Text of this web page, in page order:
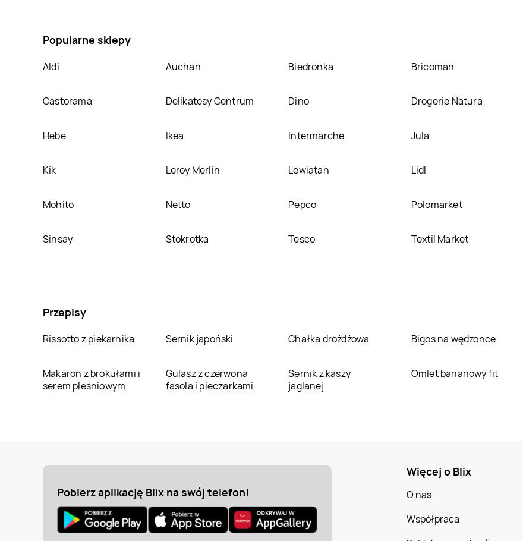
Popularne sklepy
Aldi Auchan Biedronka Bricoman
Castorama Delikatesy Centrum Dino Drogerie Natura
Hebe Ikea Intermarche Jula
Kik Leroy Merlin Lewiatan Lidl
Mohito Netto Pepco Polomarket
Sinsay Stokrotka Tesco Textil Market
Przepisy
Rissotto z piekarnika Sernik japoński Chałka drożdżowa Bigos na wędzonce
Makaron z brokułami i
serem pleśniowym
Gulasz z czerwona
fasola i pieczarkami
Sernik z kaszy
jaglanej
Omlet bananowy fit
Pobierz aplikację Blix na swój telefon!
Więcej o Blix
O nas
Współpraca